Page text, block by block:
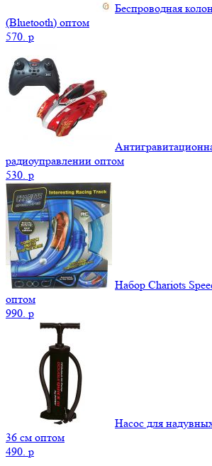
Беспроводная
(Bluetooth) оптом
570. p
радиоуправлении оптом
530. p
Набор Chariots
оптом
990. p
Насос для
36 см оптом
490. p